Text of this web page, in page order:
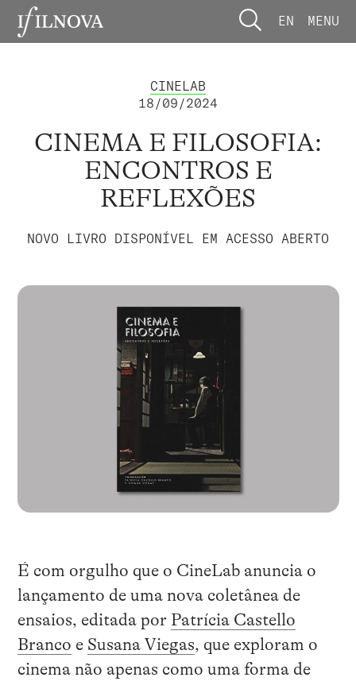
EN MENU
CINELAB
18/09/2024
CINEMA E FILOSOFIA:
ENCONTROS E
REFLEXÕES
NOVO LIVRO DISPONÍVEL EM ACESSO ABERTO
É com orgulho que o CineLab anuncia o
lançamento de uma nova coletânea de
ensaios, editada por Patrícia Castello
Branco e Susana Viegas, que exploram o
cinema não apenas como uma forma de